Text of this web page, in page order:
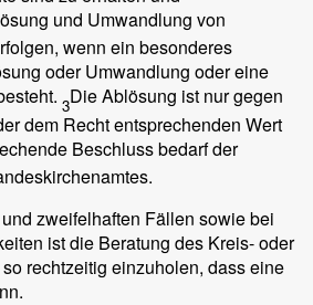
und Umwandlung von
wenn ein besonderes
oder Umwandlung oder eine
3Die Ablösung ist nur gegen
dem Recht entsprechenden Wert
Beschluss bedarf der
zweifelhaften Fällen sowie bei
ist die Beratung des Kreis- oder
rechtzeitig einzuholen, dass eine